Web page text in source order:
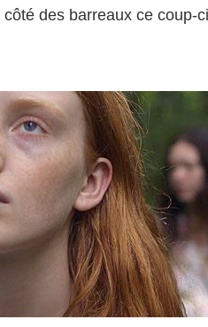
des barreaux ce coup-